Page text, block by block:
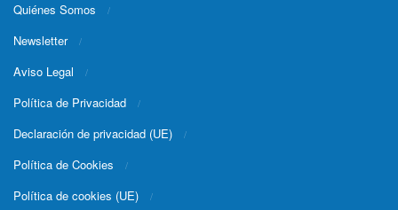
Quiénes Somos
Newsletter
Aviso Legal
Política de Privacidad
Declaración de privacidad (UE)
Política de Cookies
Política de cookies (UE)